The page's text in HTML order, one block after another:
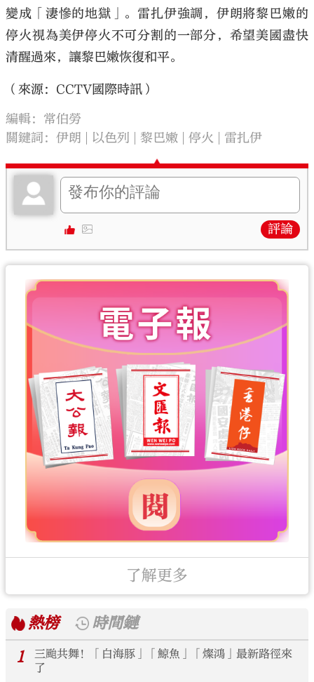
變成「淒慘的地獄」。雷扎伊強調，伊朗將黎巴嫩的
停火視為美伊停火不可分割的一部分，希望美國盡快
清醒過來，讓黎巴嫩恢復和平。
（來源：CCTV國際時訊）
編輯：常伯勞
關鍵詞：伊朗 以色列 黎巴嫩 停火 雷扎伊
評論
了解更多
熱榜
時間鏈
1
三颱共舞！「白海豚」「鯨魚」「燦鴻」最新路徑來
了